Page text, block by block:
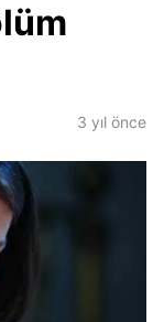
3 yıl önce